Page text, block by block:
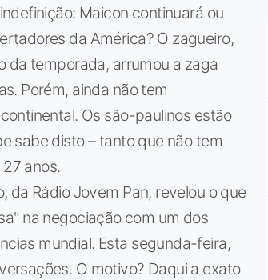
Maicon continuará ou
da América? O zagueiro,
da temporada, arrumou a zaga
Porém, ainda não tem
Os são-paulinos estão
sabe disto – tanto que não tem
anos.
da Rádio Jovem Pan, revelou o que
na negociação com um dos
mundial. Esta segunda-feira,
O motivo? Daqui a exato